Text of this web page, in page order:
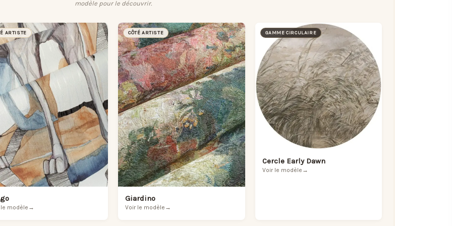
modèle pour le découvrir.
ARTISTE
modèle →
CÔTÉ ARTISTE
Giardino
Voir le modèle →
GAMME CIRCULAIRE
Cercle Early Dawn
Voir le modèle →